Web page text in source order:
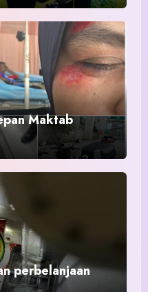
Maktab
perbelanjaan